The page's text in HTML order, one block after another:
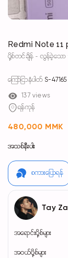
Redmi Note
ပို့စ်တင်ချိန် - လွန်ခဲ့သော
ကြော်ငြာနံပါတ် S-47165
137 views
ရန်ကုန်
480,000 MMK
အသစ်နီးပါး
စကားပြောရန်
Tay
အရောင်းပို့စ်များ
အဝယ်ပို့စ်များ